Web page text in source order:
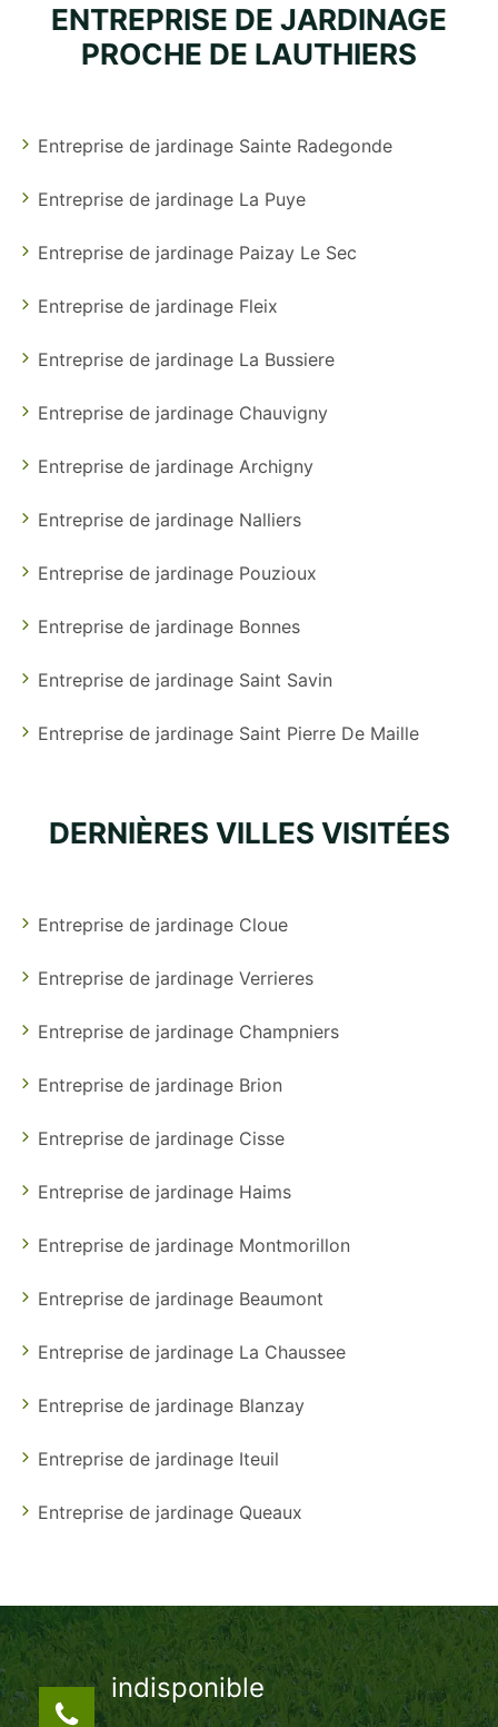
ENTREPRISE DE JARDINAGE
PROCHE DE LAUTHIERS
Entreprise de jardinage Sainte Radegonde
Entreprise de jardinage La Puye
Entreprise de jardinage Paizay Le Sec
Entreprise de jardinage Fleix
Entreprise de jardinage La Bussiere
Entreprise de jardinage Chauvigny
Entreprise de jardinage Archigny
Entreprise de jardinage Nalliers
Entreprise de jardinage Pouzioux
Entreprise de jardinage Bonnes
Entreprise de jardinage Saint Savin
Entreprise de jardinage Saint Pierre De Maille
DERNIÈRES VILLES VISITÉES
Entreprise de jardinage Cloue
Entreprise de jardinage Verrieres
Entreprise de jardinage Champniers
Entreprise de jardinage Brion
Entreprise de jardinage Cisse
Entreprise de jardinage Haims
Entreprise de jardinage Montmorillon
Entreprise de jardinage Beaumont
Entreprise de jardinage La Chaussee
Entreprise de jardinage Blanzay
Entreprise de jardinage Iteuil
Entreprise de jardinage Queaux
indisponible